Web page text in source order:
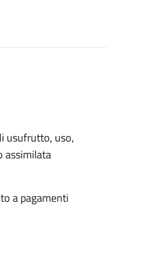
usufrutto, uso,
assimilata
a pagamenti